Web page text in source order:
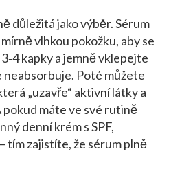
důležitá jako výběr. Sérum
vlhkou pokožku, aby se
kapky a jemně vklepejte
neabsorbuje. Poté můžete
„uzavře“ aktivní látky a
máte ve své rutině
denní krém s SPF,
tím zajistíte, že sérum plně